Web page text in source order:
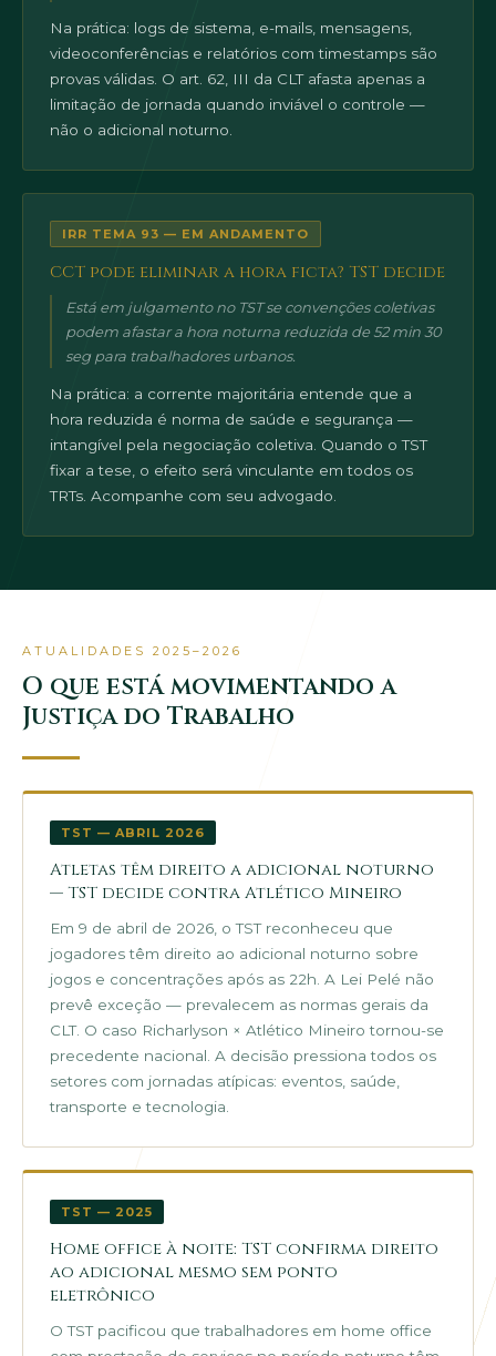
Na prática: logs de sistema, e-mails, mensagens,
videoconferências e relatórios com timestamps são
provas válidas. O art. 62, III da CLT afasta apenas a
limitação de jornada quando inviável o controle —
não o adicional noturno.
IRR TEMA 93 — EM ANDAMENTO
CCT pode eliminar a hora ficta? TST decide
Está em julgamento no TST se convenções coletivas
podem afastar a hora noturna reduzida de 52 min 30
seg para trabalhadores urbanos.
Na prática: a corrente majoritária entende que a
hora reduzida é norma de saúde e segurança —
intangível pela negociação coletiva. Quando o TST
fixar a tese, o efeito será vinculante em todos os
TRTs. Acompanhe com seu advogado.
ATUALIDADES 2025–2026
O que está movimentando a
Justiça do Trabalho
TST — ABRIL 2026
Atletas têm direito a adicional noturno
— TST decide contra Atlético Mineiro
Em 9 de abril de 2026, o TST reconheceu que
jogadores têm direito ao adicional noturno sobre
jogos e concentrações após as 22h. A Lei Pelé não
prevê exceção — prevalecem as normas gerais da
CLT. O caso Richarlyson × Atlético Mineiro tornou-se
precedente nacional. A decisão pressiona todos os
setores com jornadas atípicas: eventos, saúde,
transporte e tecnologia.
TST — 2025
Home office à noite: TST confirma direito
ao adicional mesmo sem ponto
eletrônico
O TST pacificou que trabalhadores em home office